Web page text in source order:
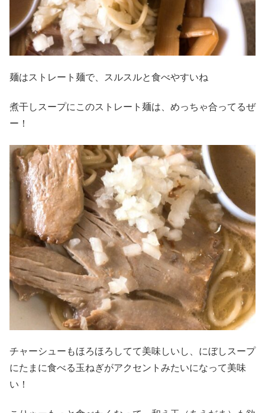
麺はストレート麺で、スルスルと食べやすいね
煮干しスープにこのストレート麺は、めっちゃ合ってるぜ
ー！
チャーシューもほろほろしてて美味しいし、にぼしスープ
にたまに食べる玉ねぎがアクセントみたいになって美味
い！